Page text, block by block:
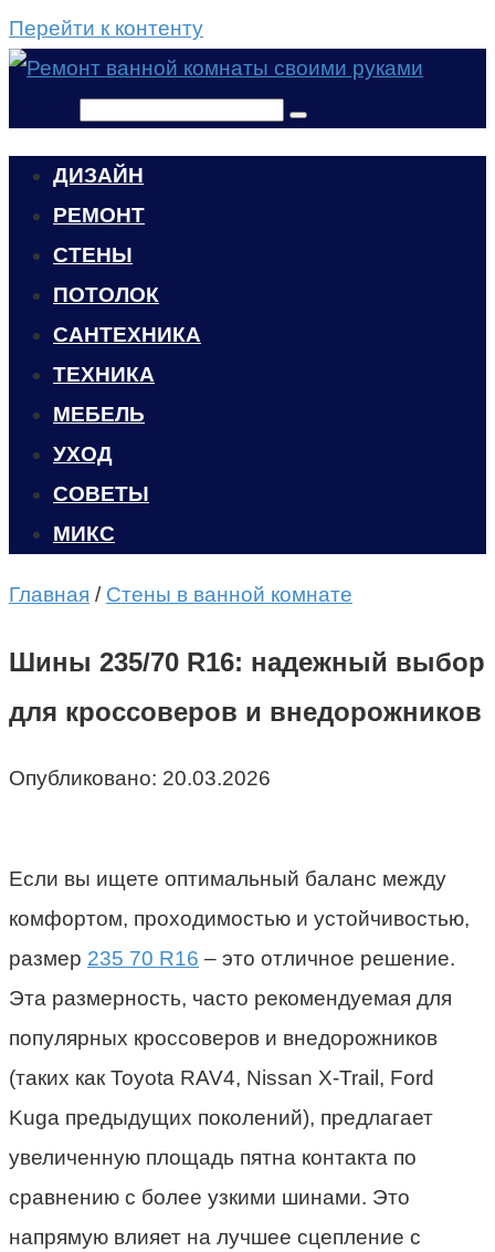
Перейти к контенту
ДИЗАЙН
РЕМОНТ
СТЕНЫ
ПОТОЛОК
САНТЕХНИКА
ТЕХНИКА
МЕБЕЛЬ
УХОД
CОВЕТЫ
МИКС
Главная / Стены в ванной комнате
Шины 235/70 R16: надежный выбор
для кроссоверов и внедорожников
Опубликовано: 20.03.2026
Если вы ищете оптимальный баланс между
комфортом, проходимостью и устойчивостью,
размер 235 70 R16 – это отличное решение.
Эта размерность, часто рекомендуемая для
популярных кроссоверов и внедорожников
(таких как Toyota RAV4, Nissan X-Trail, Ford
Kuga предыдущих поколений), предлагает
увеличенную площадь пятна контакта по
сравнению с более узкими шинами. Это
напрямую влияет на лучшее сцепление с